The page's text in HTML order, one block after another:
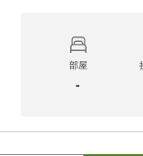
部屋
-